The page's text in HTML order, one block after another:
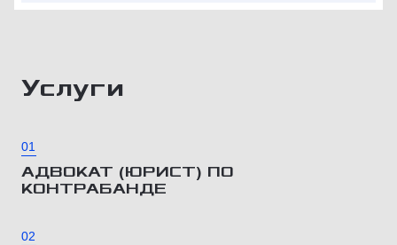
Услуги
01
АДВОКАТ (ЮРИСТ) ПО
КОНТРАБАНДЕ
02